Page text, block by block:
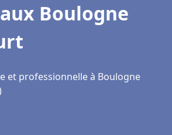
Boulogne
et professionnelle à Boulogne